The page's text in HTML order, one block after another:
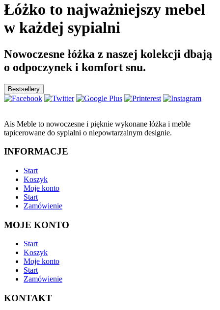
Łóżko to najważniejszy mebel
w każdej sypialni
Nowoczesne łóżka z naszej kolekcji dbają
o odpoczynek i komfort snu.
Bestsellery
Ais Meble to nowoczesne i pięknie wykonane łóżka i meble
tapicerowane do sypialni o niepowtarzalnym designie.
INFORMACJE
Start
Koszyk
Moje konto
Start
Zamówienie
MOJE KONTO
Start
Koszyk
Moje konto
Start
Zamówienie
KONTAKT